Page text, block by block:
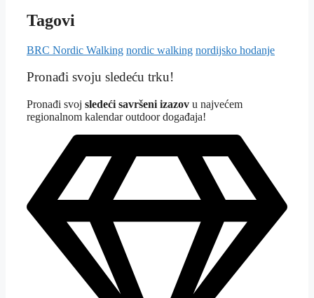
Tagovi
BRC Nordic Walking nordic walking nordijsko hodanje
Pronađi svoju sledeću trku!
Pronađi svoj sledeći savršeni izazov u najvećem
regionalnom kalendar outdoor događaja!